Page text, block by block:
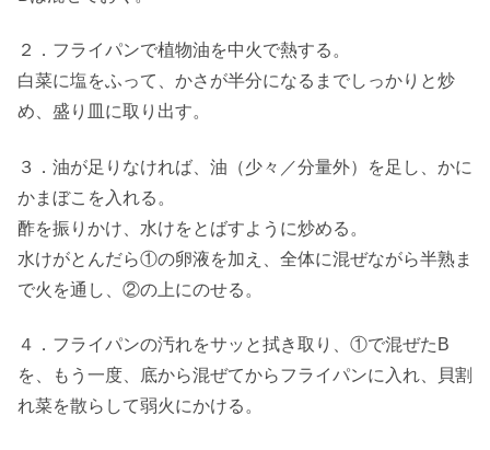
２．フライパンで植物油を中火で熱する。
白菜に塩をふって、かさが半分になるまでしっかりと炒
め、盛り皿に取り出す。
３．油が足りなければ、油（少々／分量外）を足し、かに
かまぼこを入れる。
酢を振りかけ、水けをとばすように炒める。
水けがとんだら①の卵液を加え、全体に混ぜながら半熟ま
で火を通し、②の上にのせる。
４．フライパンの汚れをサッと拭き取り、①で混ぜたB
を、もう一度、底から混ぜてからフライパンに入れ、貝割
れ菜を散らして弱火にかける。